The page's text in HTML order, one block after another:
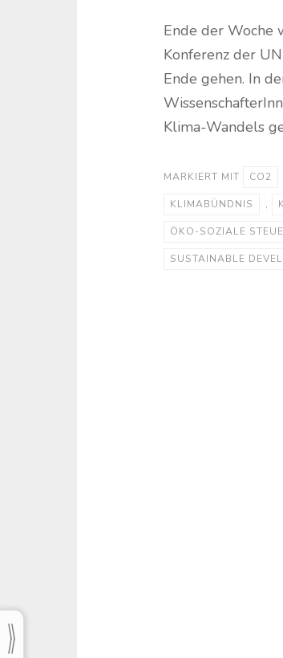
Ende der Woche
Konferenz der
Ende gehen. In
Klima-Wandels
MARKIERT MIT CO2
KLIMABÜNDNIS ,
ÖKO-SOZIALE
SUSTAINABLE